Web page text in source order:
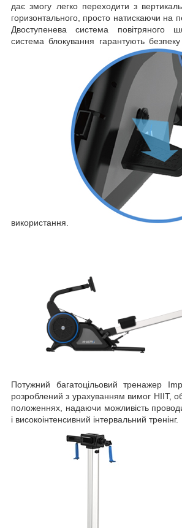
дає змогу легко переходити з
горизонтального, просто натискаючи на
Двоступенева система повітряного
система блокування гарантують
використання.
Потужний багатоцільовий тренажер
розроблений з урахуванням вимог HIIT,
положеннях, надаючи можливість
і високоінтенсивний інтервальний тренінг.